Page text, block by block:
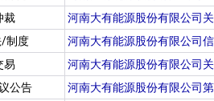
裁
河南大有能源股份有限公司
/制度
河南大有能源股份有限公司
易
河南大有能源股份有限公司
公告
河南大有能源股份有限公司